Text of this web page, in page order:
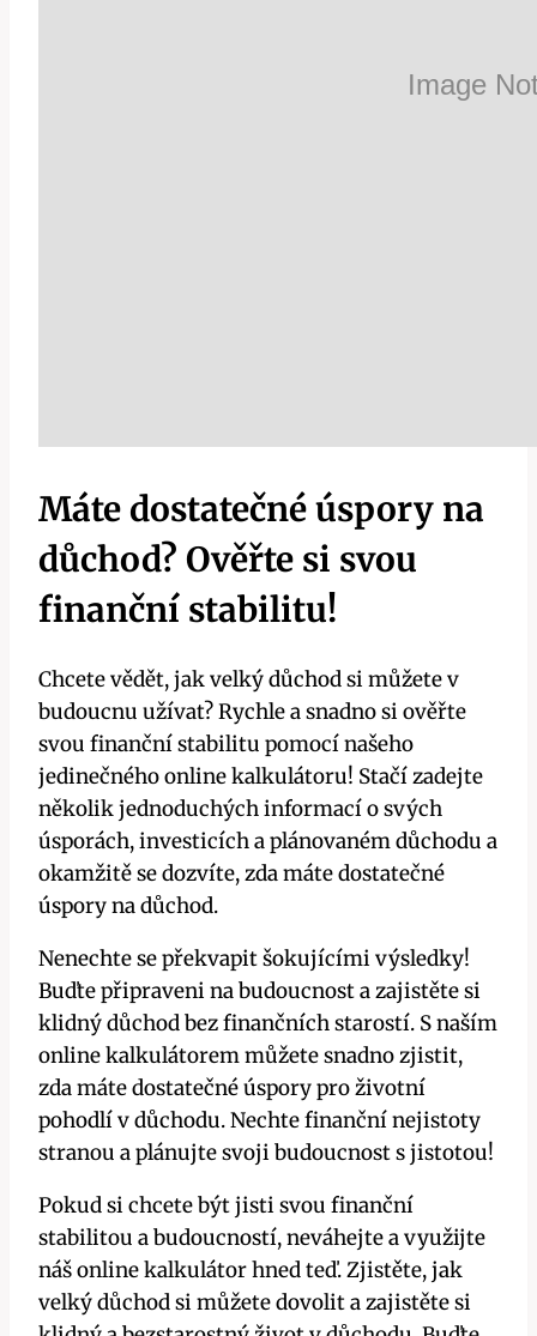
Máte dostatečné úspory na
důchod? Ověřte si svou
finanční stabilitu!
Chcete vědět, jak velký důchod si můžete v
budoucnu užívat? Rychle a snadno si ověřte
svou finanční stabilitu pomocí našeho
jedinečného online kalkulátoru! Stačí zadejte
několik jednoduchých informací o svých
úsporách, investicích a plánovaném důchodu a
okamžitě se dozvíte, zda máte dostatečné
úspory na důchod.
Nenechte se překvapit šokujícími výsledky!
Buďte připraveni na budoucnost a zajistěte si
klidný důchod bez finančních starostí. S naším
online kalkulátorem můžete snadno zjistit,
zda máte dostatečné úspory pro životní
pohodlí v důchodu. Nechte finanční nejistoty
stranou a plánujte svoji budoucnost s jistotou!
Pokud si chcete být jisti svou finanční
stabilitou a budoucností, neváhejte a využijte
náš online kalkulátor hned teď. Zjistěte, jak
velký důchod si můžete dovolit a zajistěte si